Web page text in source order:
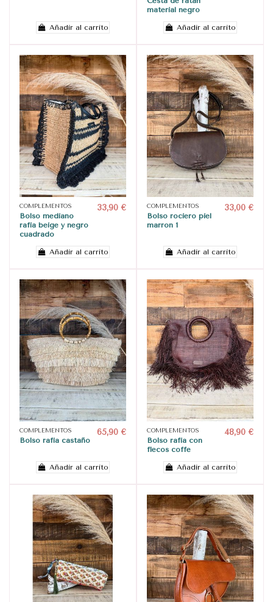
Añadir al carrito
material negro
Añadir al carrito
COMPLEMENTOS
Bolso mediano
rafia beige y negro
cuadrado
33,90 €
Añadir al carrito
COMPLEMENTOS
Bolso rociero piel
marron 1
33,00 €
Añadir al carrito
COMPLEMENTOS
Bolso rafia castaño
65,90 €
Añadir al carrito
COMPLEMENTOS
Bolso rafia con
flecos coffe
48,90 €
Añadir al carrito